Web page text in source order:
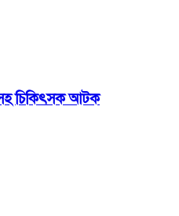
চিকিৎসক আটক